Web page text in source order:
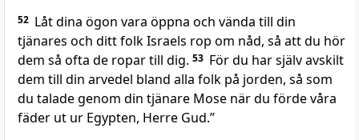
52 Låt dina ögon vara öppna och vända till din
tjänares och ditt folk Israels rop om nåd, så att du hör
dem så ofta de ropar till dig. 53 För du har själv avskilt
dem till din arvedel bland alla folk på jorden, så som
du talade genom din tjänare Mose när du förde våra
fäder ut ur Egypten, Herre Gud.”